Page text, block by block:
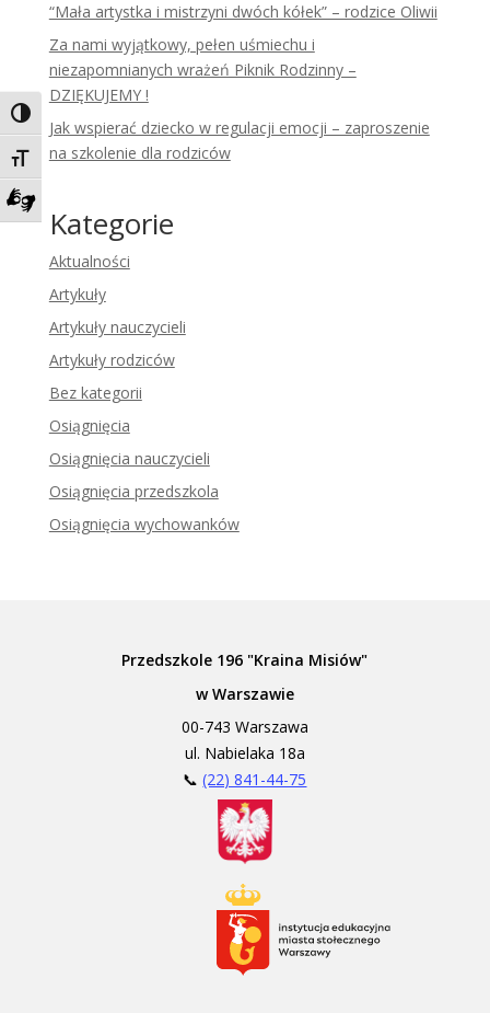
Toggle High Contrast
Toggle Font size
Zadzwoń do tłumacza języka migowego
“Mała artystka i mistrzyni dwóch kółek” – rodzice Oliwii
Za nami wyjątkowy, pełen uśmiechu i
niezapomnianych wrażeń Piknik Rodzinny –
DZIĘKUJEMY !
Jak wspierać dziecko w regulacji emocji – zaproszenie
na szkolenie dla rodziców
Kategorie
Aktualności
Artykuły
Artykuły nauczycieli
Artykuły rodziców
Bez kategorii
Osiągnięcia
Osiągnięcia nauczycieli
Osiągnięcia przedszkola
Osiągnięcia wychowanków
Przedszkole 196 "Kraina Misiów"
w Warszawie
00-743 Warszawa
ul. Nabielaka 18a
📞(22) 841-44-75